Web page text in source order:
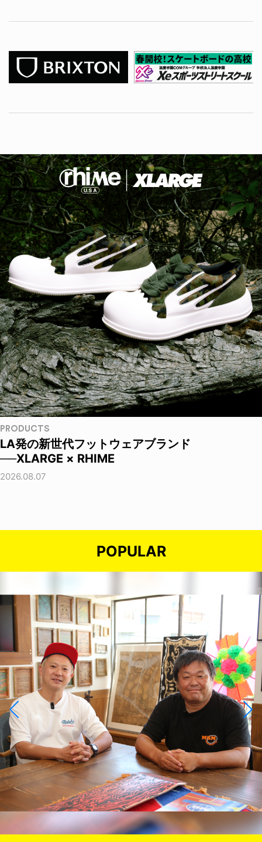
PRODUCTS
LA発の新世代フットウェアブランド
──XLARGE × RHIME
2026.08.07
POPULAR